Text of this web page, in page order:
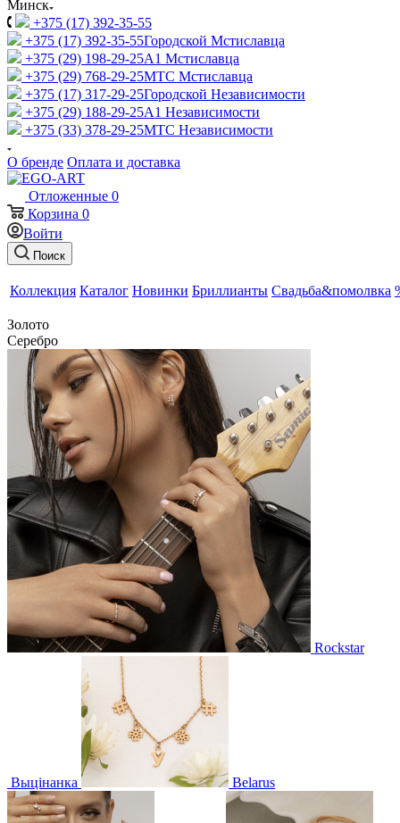
Минск
+375 (17) 392-35-55
+375 (17) 392-35-55Городской Мстиславца
+375 (29) 198-29-25A1 Мстиславца
+375 (29) 768-29-25МТС Мстиславца
+375 (17) 317-29-25Городской Независимости
+375 (29) 188-29-25A1 Независимости
+375 (33) 378-29-25МТС Независимости
О бренде Оплата и доставка
Отложенные 0
Корзина 0
Войти
Поиск
Коллекция Каталог Новинки Бриллианты Свадьба&помолвка
Золото
Серебро
Rockstar
Выцінанка Belarus